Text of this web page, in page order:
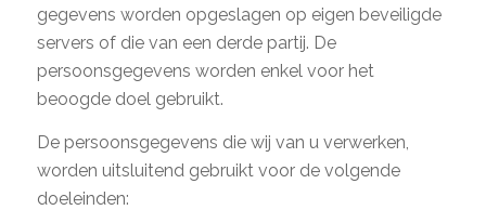
gegevens worden opgeslagen op eigen beveiligde
servers of die van een derde partij. De
persoonsgegevens worden enkel voor het
beoogde doel gebruikt.
De persoonsgegevens die wij van u verwerken,
worden uitsluitend gebruikt voor de volgende
doeleinden: